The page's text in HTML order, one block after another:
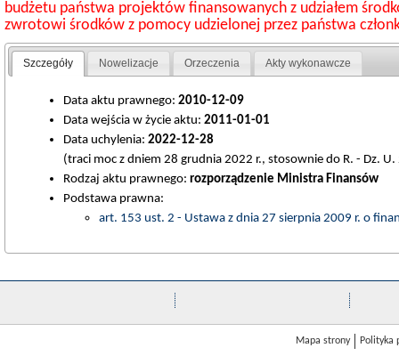
budżetu państwa projektów finansowanych z udziałem
zwrotowi środków z pomocy udzielonej przez państwa
Szczegóły Nowelizacje Orzeczenia Akty wykonawcze
Data aktu prawnego: 2010-12-09
Data wejścia w życie aktu: 2011-01-01
Data uchylenia: 2022-12-28
(traci moc z dniem 28 grudnia 2022 r., stosownie do R. - Dz.
Rodzaj aktu prawnego: rozporządzenie Ministra Finansów
Podstawa prawna:
art. 153 ust. 2 - Ustawa z dnia 27 sierpnia 2009 r. o
Mapa strony Polityka